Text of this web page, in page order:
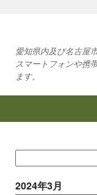
愛知県内及び名古屋
スマートフォンや携
ます。
2024年3月